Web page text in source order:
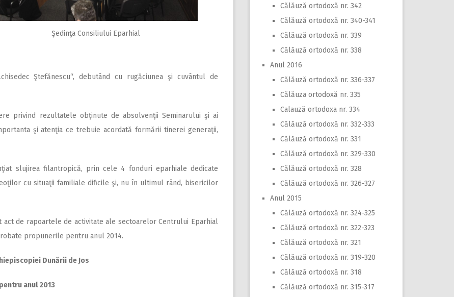
Şedinţa Consiliului Eparhial
Ştefănescu“, debutând cu rugăciunea şi cuvântul de
privind rezultatele obţinute de absolvenţii Seminarului şi ai
şi atenţia ce trebuie acordată formării tinerei generaţii,
slujirea filantropică, prin cele 4 fonduri eparhiale dedicate
cu situaţii familiale dificile şi, nu în ultimul rând, bisericilor
de rapoartele de activitate ale sectoarelor Centrului Eparhial
propunerile pentru anul 2014.
Dunării de Jos
pentru anul 2013
Călăuză ortodoxă nr. 342
Călăuză ortodoxă nr. 340-341
Călăuză ortodoxă nr. 339
Călăuză ortodoxă nr. 338
Anul 2016
Călăuză ortodoxă nr. 336-337
Călăuza ortodoxă nr. 335
Calauză ortodoxa nr. 334
Călăuză ortodoxă nr. 332-333
Călăuză ortodoxă nr. 331
Călăuză ortodoxă nr. 329-330
Călăuză ortodoxă nr. 328
Călăuză ortodoxă nr. 326-327
Anul 2015
Călăuză ortodoxă nr. 324-325
Călăuză ortodoxă nr. 322-323
Călăuză ortodoxă nr. 321
Călăuză ortodoxă nr. 319-320
Călăuză ortodoxă nr. 318
Călăuză ortodoxă nr. 315-317